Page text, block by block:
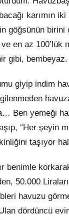
karımın iki
göğsünün birini
ve en az
gibi, bembeyaz.
giyip indim
Ben yemeği
“Her şeyin
taşıyor
benimle
, 50.000
havuzu
dördüncü